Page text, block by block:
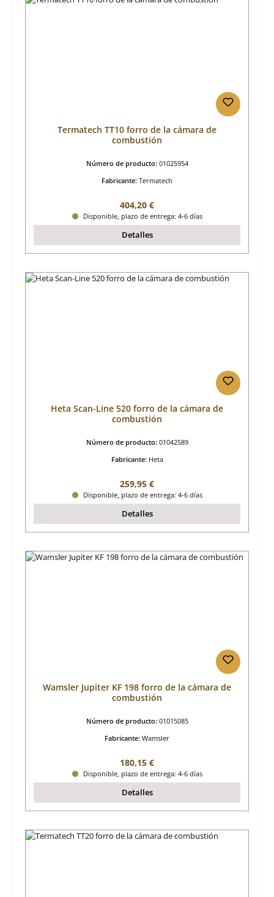
Termatech TT10 forro de la cámara de
combustión
Número de producto: 01025954
Fabricante: Termatech
Precio normal:
404,20 €
Disponible, plazo de entrega: 4-6 días
Detalles
Heta Scan-Line 520 forro de la cámara de
combustión
Número de producto: 01042589
Fabricante: Heta
Precio normal:
259,95 €
Disponible, plazo de entrega: 4-6 días
Detalles
Wamsler Jupiter KF 198 forro de la cámara de
combustión
Número de producto: 01015085
Fabricante: Wamsler
Precio normal:
180,15 €
Disponible, plazo de entrega: 4-6 días
Detalles